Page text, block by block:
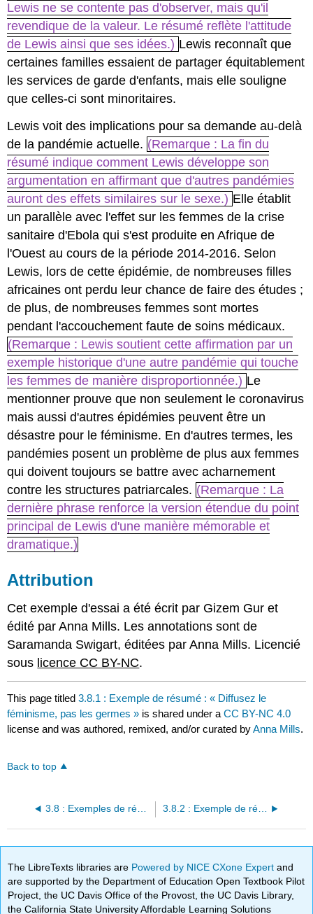
Lewis ne se contente pas d'observer, mais qu'il
revendique de la valeur. Le résumé reflète l'attitude
de Lewis ainsi que ses idées.) Lewis reconnaît que
certaines familles essaient de partager équitablement
les services de garde d'enfants, mais elle souligne
que celles-ci sont minoritaires.
Lewis voit des implications pour sa demande au-delà
de la pandémie actuelle. (Remarque : La fin du
résumé indique comment Lewis développe son
argumentation en affirmant que d'autres pandémies
auront des effets similaires sur le sexe.) Elle établit
un parallèle avec l'effet sur les femmes de la crise
sanitaire d'Ebola qui s'est produite en Afrique de
l'Ouest au cours de la période 2014-2016. Selon
Lewis, lors de cette épidémie, de nombreuses filles
africaines ont perdu leur chance de faire des études ;
de plus, de nombreuses femmes sont mortes
pendant l'accouchement faute de soins médicaux.
(Remarque : Lewis soutient cette affirmation par un
exemple historique d'une autre pandémie qui touche
les femmes de manière disproportionnée.) Le
mentionner prouve que non seulement le coronavirus
mais aussi d'autres épidémies peuvent être un
désastre pour le féminisme. En d'autres termes, les
pandémies posent un problème de plus aux femmes
qui doivent toujours se battre avec acharnement
contre les structures patriarcales. (Remarque : La
dernière phrase renforce la version étendue du point
principal de Lewis d'une manière mémorable et
dramatique.)
Attribution
Cet exemple d'essai a été écrit par Gizem Gur et
édité par Anna Mills. Les annotations sont de
Saramanda Swigart, éditées par Anna Mills. Licencié
sous licence CC BY-NC.
This page titled3.8.1 : Exemple de résumé : « Diffusez le
féminisme, pas les germes » is shared under aCC BY-NC 4.0
license and was authored, remixed, and/or curated byAnna Mills.
Back to top
3.8 : Exemples de résumés 3.8.2 : Exemple de résumé - « Typographie et identité »
The LibreTexts libraries are Powered by NICE CXone Expertand
are supported by the Department of Education Open Textbook Pilot
Project, the UC Davis Office of the Provost, the UC Davis Library,
the California State University Affordable Learning Solutions